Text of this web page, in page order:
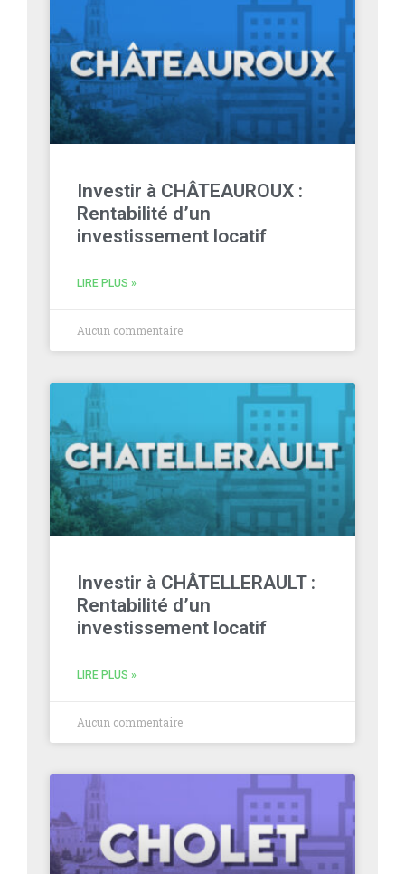
Investir à CHÂTEAUROUX :
Rentabilité d’un
investissement locatif
LIRE PLUS »
Aucun commentaire
Investir à CHÂTELLERAULT :
Rentabilité d’un
investissement locatif
LIRE PLUS »
Aucun commentaire